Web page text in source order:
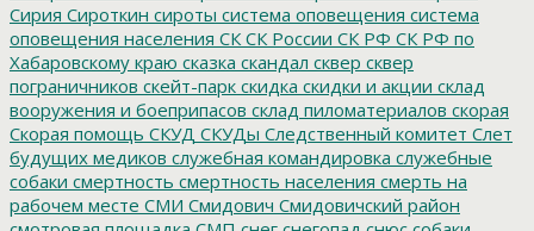
Сирия Сироткин сироты система оповещения система
оповещения населения СК СК России СК РФ СК РФ по
Хабаровскому краю сказка скандал сквер сквер
пограничников скейт-парк скидка скидки и акции склад
вооружения и боеприпасов склад пиломатериалов скорая
Скорая помощь СКУД СКУДы Следственный комитет Слет
будущих медиков служебная командировка служебные
собаки смертность смертность населения смерть на
рабочем месте СМИ Смидович Смидовичский район